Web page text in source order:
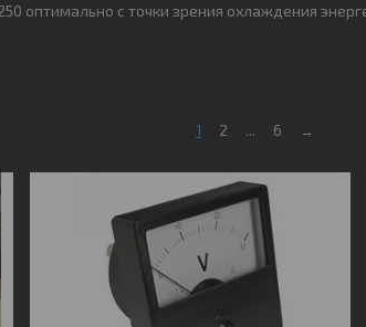
с точки зрения охлаждения
1 2 ... 6 →